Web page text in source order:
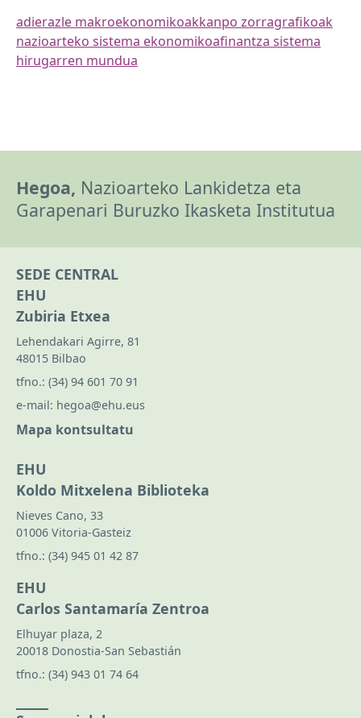
adierazle makroekonomikoakkanpo zorragrafikoak
nazioarteko sistema ekonomikoafinantza sistema
hirugarren mundua
Hegoa, Nazioarteko Lankidetza eta
Garapenari Buruzko Ikasketa Institutua
SEDE CENTRAL
EHU
Zubiria Etxea
Lehendakari Agirre, 81
48015 Bilbao
tfno.: (34) 94 601 70 91
e-mail: hegoa@ehu.eus
Mapa kontsultatu
EHU
Koldo Mitxelena Biblioteka
Nieves Cano, 33
01006 Vitoria-Gasteiz
tfno.: (34) 945 01 42 87
EHU
Carlos Santamaría Zentroa
Elhuyar plaza, 2
20018 Donostia-San Sebastián
tfno.: (34) 943 01 74 64